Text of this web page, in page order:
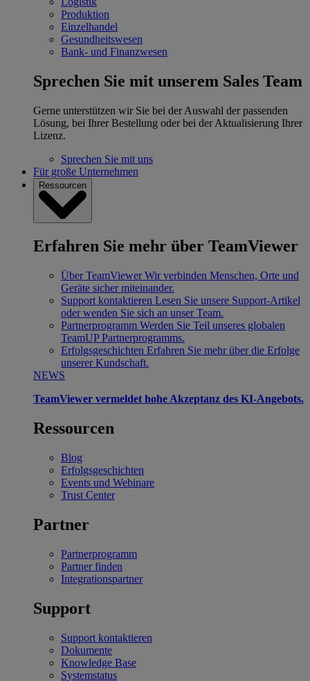
Produktion
Einzelhandel
Gesundheitswesen
Bank- und Finanzwesen
Sprechen Sie mit unserem Sales Team
Gerne unterstützen wir Sie bei der Auswahl der passenden
Lösung, bei Ihrer Bestellung oder bei der Aktualisierung Ihrer
Lizenz.
Sprechen Sie mit uns
Für große Unternehmen
Ressourcen
Erfahren Sie mehr über TeamViewer
Über TeamViewer Wir verbinden Menschen, Orte und
Geräte sicher miteinander.
Support kontaktieren Lesen Sie unsere Support-Artikel
oder wenden Sie sich an unser Team.
Partnerprogramm Werden Sie Teil unseres globalen
TeamUP Partnerprogramms.
Erfolgsgeschichten Erfahren Sie mehr über die Erfolge
unserer Kundschaft.
NEWS
TeamViewer vermeldet hohe Akzeptanz des KI-Angebots.
Ressourcen
Blog
Erfolgsgeschichten
Events und Webinare
Trust Center
Partner
Partnerprogramm
Partner finden
Integrationspartner
Support
Support kontaktieren
Dokumente
Knowledge Base
Systemstatus